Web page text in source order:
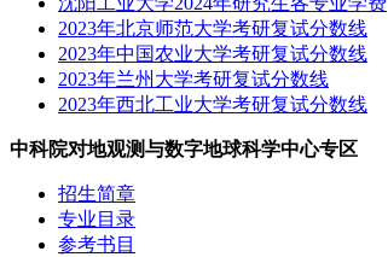
2023年北京师范大学考研复试分数线
2023年中国农业大学考研复试分数线
2023年兰州大学考研复试分数线
2023年西北工业大学考研复试分数线
中科院对地观测与数字地球科学中心专区
招生简章
专业目录
参考书目